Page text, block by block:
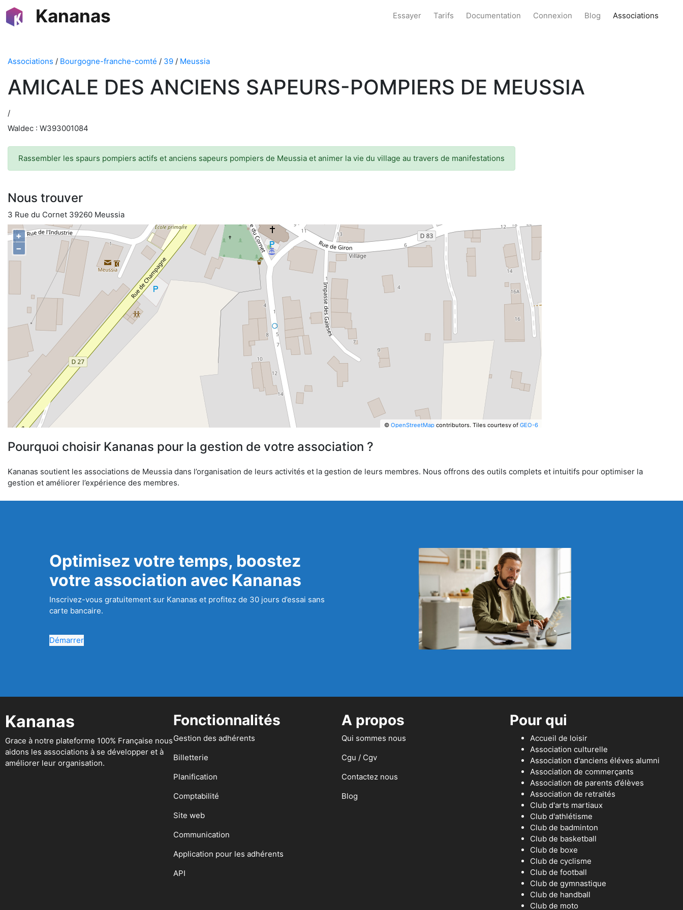
Kananas Essayer Tarifs Documentation Connexion Blog Associations
Associations / Bourgogne-franche-comté / 39 / Meussia
AMICALE DES ANCIENS SAPEURS-POMPIERS DE MEUSSIA
/
Waldec : W393001084
Rassembler les spaurs pompiers actifs et anciens sapeurs pompiers de Meussia et animer la vie du village au travers de manifestations
Nous trouver
3 Rue du Cornet 39260 Meussia
+
−
© OpenStreetMapcontributors. Tiles courtesy of GEO-6
Pourquoi choisir Kananas pour la gestion de votre association ?
Kananas soutient les associations de Meussia dans l’organisation de leurs activités et la gestion de leurs membres. Nous offrons des outils complets et intuitifs pour optimiser la
gestion et améliorer l’expérience des membres.
Optimisez votre temps, boostez
votre association avec Kananas
Inscrivez-vous gratuitement sur Kananas et profitez de 30 jours d’essai sans
carte bancaire.
Démarrer
Kananas
Grace à notre plateforme 100% Française nous
aidons les associations à se développer et à
améliorer leur organisation.
Fonctionnalités
Gestion des adhérents
Billetterie
Planification
Comptabilité
Site web
Communication
Application pour les adhérents
API
A propos
Qui sommes nous
Cgu / Cgv
Contactez nous
Blog
Pour qui
Accueil de loisir
Association culturelle
Association d'anciens éléves alumni
Association de commerçants
Association de parents d’élèves
Association de retraités
Club d'arts martiaux
Club d'athlétisme
Club de badminton
Club de basketball
Club de boxe
Club de cyclisme
Club de football
Club de gymnastique
Club de handball
Club de moto